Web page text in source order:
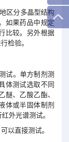
区分多晶型结构
如果药品中规定
比较。另外根据
检验。
试。单方制剂测
体测试选取不同
醚、乙酸乙酯、
体或半固体制剂
外光谱测试。
以直接测试。